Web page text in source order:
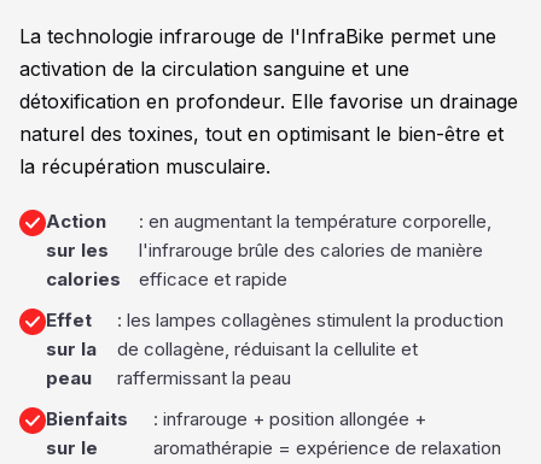
La technologie infrarouge de l'InfraBike permet une
activation de la circulation sanguine et une
détoxification en profondeur. Elle favorise un drainage
naturel des toxines, tout en optimisant le bien-être et
la récupération musculaire.
Action
sur les
calories
: en augmentant la température corporelle,
l'infrarouge brûle des calories de manière
efficace et rapide
Effet
sur la
peau
: les lampes collagènes stimulent la production
de collagène, réduisant la cellulite et
raffermissant la peau
Bienfaits
sur le
: infrarouge + position allongée +
aromathérapie = expérience de relaxation